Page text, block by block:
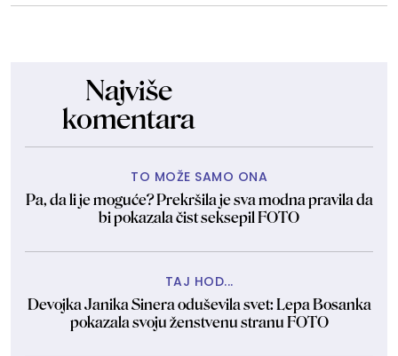
Najviše
komentara
TO MOŽE SAMO ONA
Pa, da li je moguće? Prekršila je sva modna pravila da
bi pokazala čist seksepil FOTO
TAJ HOD...
Devojka Janika Sinera oduševila svet: Lepa Bosanka
pokazala svoju ženstvenu stranu FOTO